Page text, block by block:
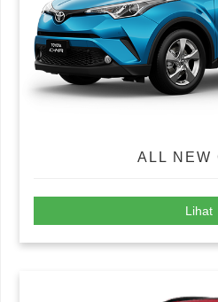
ALL NEW
Lihat